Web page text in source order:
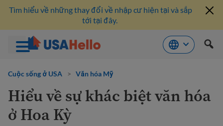
qua
dung
Tìm hiểu về những thay đổi về nhập cư hiện tại và sắp
tới tại đây.
Cuộc sống ở USA > Văn hóa Mỹ
Hiểu về sự khác biệt văn hóa
ở Hoa Kỳ